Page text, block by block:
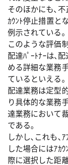
そのほかにも､
ｶｳﾝﾄ停止措置と
例示されている｡
このような評価
配達ﾊﾟｰﾄﾅｰは､
める詳細な業務
ているといえる｡
配達業務は定型
り具体的な業務
達業務において
である｡
しかし､これも､
した場合にはｱｶ
際に選択した距